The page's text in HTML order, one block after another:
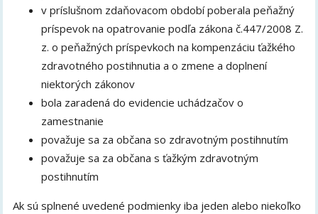
v príslušnom zdaňovacom období poberala peňažný
príspevok na opatrovanie podľa zákona č.447/2008 Z.
z. o peňažných príspevkoch na kompenzáciu ťažkého
zdravotného postihnutia a o zmene a doplnení
niektorých zákonov
bola zaradená do evidencie uchádzačov o
zamestnanie
považuje sa za občana so zdravotným postihnutím
považuje sa za občana s ťažkým zdravotným
postihnutím
Ak sú splnené uvedené podmienky iba jeden alebo niekoľko